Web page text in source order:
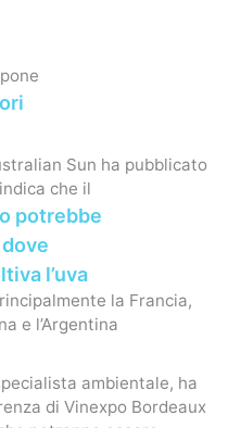
Sun ha pubblicato
che il
potrebbe
l’uva
la Francia,
e l’Argentina
ambientale, ha
di Vinexpo Bordeaux